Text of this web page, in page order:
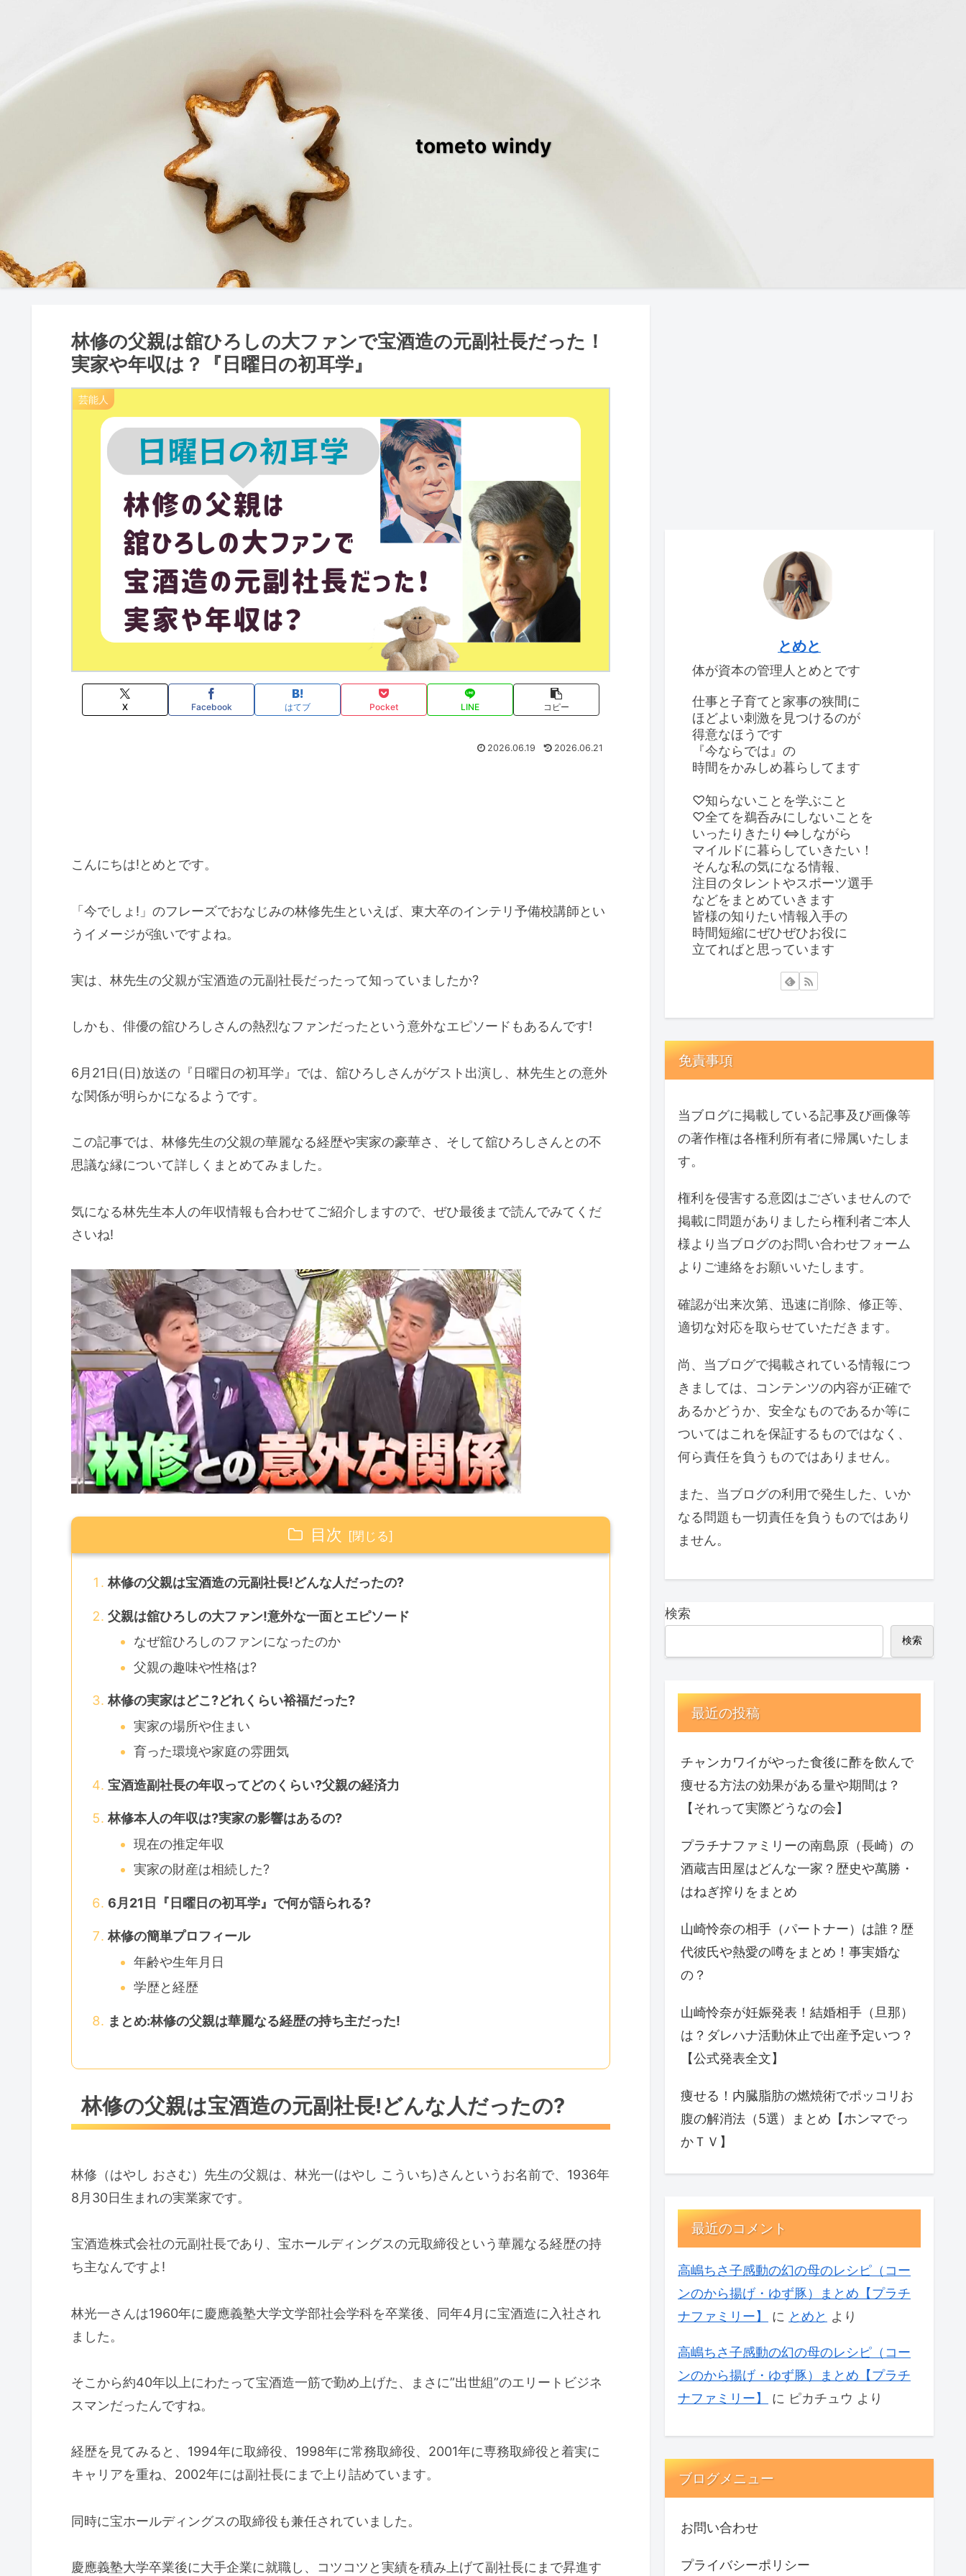
tometo windy
林修の父親は舘ひろしの大ファンで宝酒造の元副社長だった！
実家や年収は？『日曜日の初耳学』
芸能人
X Facebook はてブ Pocket LINE コピー
2026.06.19 2026.06.21
こんにちは!とめとです。
「今でしょ!」のフレーズでおなじみの林修先生といえば、東大卒のインテリ予備校講師とい
うイメージが強いですよね。
実は、林先生の父親が宝酒造の元副社長だったって知っていましたか?
しかも、俳優の舘ひろしさんの熱烈なファンだったという意外なエピソードもあるんです!
6月21日(日)放送の『日曜日の初耳学』では、舘ひろしさんがゲスト出演し、林先生との意外
な関係が明らかになるようです。
この記事では、林修先生の父親の華麗なる経歴や実家の豪華さ、そして舘ひろしさんとの不
思議な縁について詳しくまとめてみました。
気になる林先生本人の年収情報も合わせてご紹介しますので、ぜひ最後まで読んでみてくだ
さいね!
目次
林修の父親は宝酒造の元副社長!どんな人だったの?
父親は舘ひろしの大ファン!意外な一面とエピソード
なぜ舘ひろしのファンになったのか
父親の趣味や性格は?
林修の実家はどこ?どれくらい裕福だった?
実家の場所や住まい
育った環境や家庭の雰囲気
宝酒造副社長の年収ってどのくらい?父親の経済力
林修本人の年収は?実家の影響はあるの?
現在の推定年収
実家の財産は相続した?
6月21日『日曜日の初耳学』で何が語られる?
林修の簡単プロフィール
年齢や生年月日
学歴と経歴
まとめ:林修の父親は華麗なる経歴の持ち主だった!
林修の父親は宝酒造の元副社長!どんな人だったの?
林修（はやし おさむ）先生の父親は、林光一(はやし こういち)さんというお名前で、1936年
8月30日生まれの実業家です。
宝酒造株式会社の元副社長であり、宝ホールディングスの元取締役という華麗なる経歴の持
ち主なんですよ!
林光一さんは1960年に慶應義塾大学文学部社会学科を卒業後、同年4月に宝酒造に入社され
ました。
そこから約40年以上にわたって宝酒造一筋で勤め上げた、まさに”出世組”のエリートビジネ
スマンだったんですね。
経歴を見てみると、1994年に取締役、1998年に常務取締役、2001年に専務取締役と着実に
キャリアを重ね、2002年には副社長にまで上り詰めています。
同時に宝ホールディングスの取締役も兼任されていました。
慶應義塾大学卒業後に大手企業に就職し、コツコツと実績を積み上げて副社長にまで昇進す
とめと
体が資本の管理人とめとです
仕事と子育てと家事の狭間に
ほどよい刺激を見つけるのが
得意なほうです
『今ならでは』の
時間をかみしめ暮らしてます
♡知らないことを学ぶこと
♡全てを鵜呑みにしないことを
いったりきたり⇔しながら
マイルドに暮らしていきたい！
そんな私の気になる情報、
注目のタレントやスポーツ選手
などをまとめていきます
皆様の知りたい情報入手の
時間短縮にぜひぜひお役に
立てればと思っています
免責事項
当ブログに掲載している記事及び画像等
の著作権は各権利所有者に帰属いたしま
す。
権利を侵害する意図はございませんので
掲載に問題がありましたら権利者ご本人
様より当ブログのお問い合わせフォーム
よりご連絡をお願いいたします。
確認が出来次第、迅速に削除、修正等、
適切な対応を取らせていただきます。
尚、当ブログで掲載されている情報につ
きましては、コンテンツの内容が正確で
あるかどうか、安全なものであるか等に
ついてはこれを保証するものではなく、
何ら責任を負うものではありません。
また、当ブログの利用で発生した、いか
なる問題も一切責任を負うものではあり
ません。
検索
検索
最近の投稿
チャンカワイがやった食後に酢を飲んで
痩せる方法の効果がある量や期間は？
【それって実際どうなの会】
プラチナファミリーの南島原（長崎）の
酒蔵吉田屋はどんな一家？歴史や萬勝・
はねぎ搾りをまとめ
山崎怜奈の相手（パートナー）は誰？歴
代彼氏や熱愛の噂をまとめ！事実婚な
の？
山崎怜奈が妊娠発表！結婚相手（旦那）
は？ダレハナ活動休止で出産予定いつ？
【公式発表全文】
痩せる！内臓脂肪の燃焼術でポッコリお
腹の解消法（5選）まとめ【ホンマでっ
かＴＶ】
最近のコメント
高嶋ちさ子感動の幻の母のレシピ（コー
ンのから揚げ・ゆず豚）まとめ【プラチ
ナファミリー】
に とめと より
高嶋ちさ子感動の幻の母のレシピ（コー
ンのから揚げ・ゆず豚）まとめ【プラチ
ナファミリー】
に ピカチュウ より
ブログメニュー
お問い合わせ
プライバシーポリシー